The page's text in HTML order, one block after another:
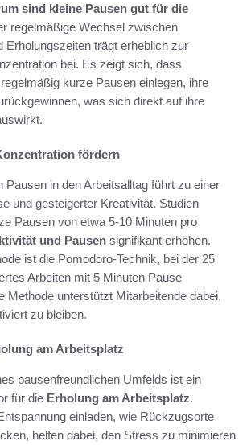
sind kleine Pausen gut für die
regelmäßige Wechsel zwischen
Erholungszeiten trägt erheblich zur
bei. Es zeigt sich, dass
kurze Pausen einlegen, ihre
was sich direkt auf ihre
fördern
Pausen in den Arbeitsalltag führt zu einer
und gesteigerter Kreativität. Studien
Pausen von etwa 5-10 Minuten pro
und Pausen signifikant erhöhen.
ist die Pomodoro-Technik, bei der 25
Arbeiten mit 5 Minuten Pause
Methode unterstützt Mitarbeitende dabei,
zu bleiben.
am Arbeitsplatz
pausenfreundlichen Umfelds ist ein
für die Erholung am Arbeitsplatz.
einladen, wie Rückzugsorte
helfen dabei, den Stress zu minimieren